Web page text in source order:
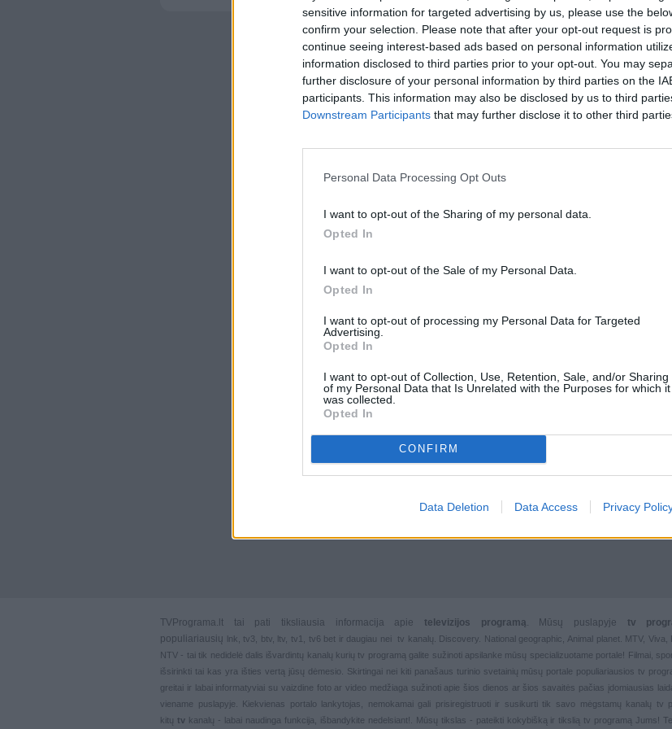
sensitive information for targeted advertising by us, please use the
confirm your selection. Please note that after your opt-out request is
continue seeing interest-based ads based on personal information
information disclosed to third parties prior to your opt-out. You may
further disclosure of your personal information by third parties on the
participants. This information may also be disclosed by us to third
Downstream Participants that may further disclose it to other third
Personal Data Processing Opt Outs
I want to opt-out of the Sharing of my personal data.
Opted In
I want to opt-out of the Sale of my Personal Data.
Opted In
I want to opt-out of processing my Personal Data for Targeted
Advertising.
Opted In
I want to opt-out of Collection, Use, Retention, Sale, and/or Sharing
of my Personal Data that Is Unrelated with the Purposes for which it
was collected.
Opted In
CONFIRM
Data Deletion Data Access Privacy
TVPrograma.lt tai pati tiksliausia informacija apie televizijos programą. Mūsų puslapyje tv
populiariausių lnk tv3 btv, ltv tv1 tv6 bet ir daugiau nei tv kanalų. Discovery. National geographic, Animal planet. MTV,
NTV - tai tik nedidelė dalis išvardintų kanalų kurių tv programą galite sužinoti apsilanke mūsų specializuotame portale! Filmai,
išsirinkti tai kas yra išties vertą jūsų dėmesio. Skirtingai nei kiti panašaus turinio svetainių mūsų portale populiariausios tv
greitai ir labai informatyviai su vaizdine foto ar video medžiaga sužinoti apie šios dienos ar šios savaitės pačias įdomiausias
viename puslapyje. Kiekvienas portalo lankytojas, nemokamai gali prisiregistruoti ir susikurti tik savo mėgstamų kanalų
tv
kitų tvkanalų - labai naudinga funkcija, išbandykite nedelsiant!. Mūsų tikslas - pateikti kokybišką ir tikslią tv programą Jums!